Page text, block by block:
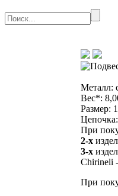
Металл:
Вес*:
Размер:
При
2-х
3-х
Chirineli
При